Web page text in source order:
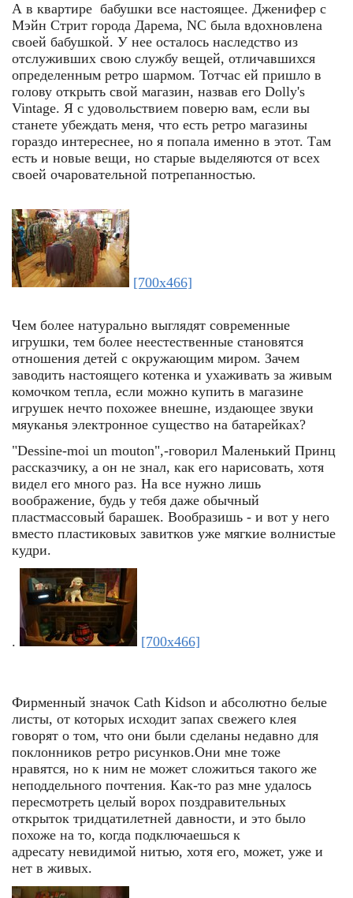
А в квартире бабушки все настоящее. Дженифер с
Мэйн Стрит города Дарема, NC была вдохновлена
своей бабушкой. У нее осталось наследство из
отслуживших свою службу вещей, отличавшихся
определенным ретро шармом. Тотчас ей пришло в
голову открыть свой магазин, назвав его Dolly's
Vintage. Я с удовольствием поверю вам, если вы
станете убеждать меня, что есть ретро магазины
гораздо интереснее, но я попала именно в этот. Там
есть и новые вещи, но старые выделяются от всех
своей очаровательной потрепанностью.
[700x466]
Чем более натурально выглядят современные
игрушки, тем более неестественные становятся
отношения детей с окружающим миром. Зачем
заводить настоящего котенка и ухаживать за живым
комочком тепла, если можно купить в магазине
игрушек нечто похожее внешне, издающее звуки
мяуканья электронное существо на батарейках?
"Dessine-moi un mouton",-говорил Маленький Принц
рассказчику, а он не знал, как его нарисовать, хотя
видел его много раз. На все нужно лишь
воображение, будь у тебя даже обычный
пластмассовый барашек. Вообразишь - и вот у него
вместо пластиковых завитков уже мягкие волнистые
кудри.
. [700x466]
Фирменный значок Cath Kidson и абсолютно белые
листы, от которых исходит запах свежего клея
говорят о том, что они были сделаны недавно для
поклонников ретро рисунков.Они мне тоже
нравятся, но к ним не может сложиться такого же
неподдельного почтения. Как-то раз мне удалось
пересмотреть целый ворох поздравительных
открыток тридцатилетней давности, и это было
похоже на то, когда подключаешься к
адресату невидимой нитью, хотя его, может, уже и
нет в живых.